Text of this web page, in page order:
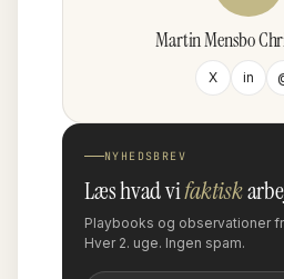
Martin Mensbo
X in
NYHEDSBREV
Læs hvad vifaktisk
Playbooks og observationer
Hver 2. uge. Ingen spam.